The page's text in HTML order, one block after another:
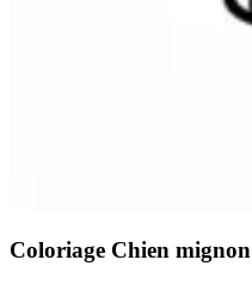
Coloriage Chien mignon